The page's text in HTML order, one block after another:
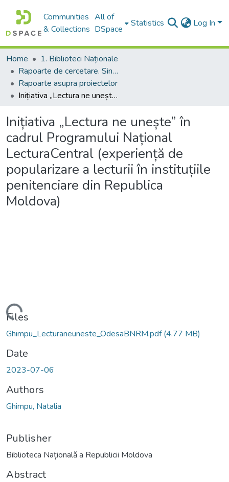
Communities
& Collections
All of
DSpace
Statistics Log In
Home
1. Biblioteci Naționale
Rapoarte de cercetare. Sinteze ale proiectelor. Comunicate
Rapoarte asupra proiectelor
Inițiativa „Lectura ne unește” în cadrul Programului Național LecturaCentral (experiență de popularizare a lecturii în instituțiile penitenciare din Republica Moldova)
Inițiativa „Lectura ne unește” în
cadrul Programului Național
LecturaCentral (experiență de
popularizare a lecturii în instituțiile
penitenciare din Republica
Moldova)
Files
Ghimpu_Lecturaneuneste_OdesaBNRM.pdf(4.77 MB)
Date
2023-07-06
Authors
Ghimpu, Natalia
Publisher
Biblioteca Națională a Republicii Moldova
Abstract